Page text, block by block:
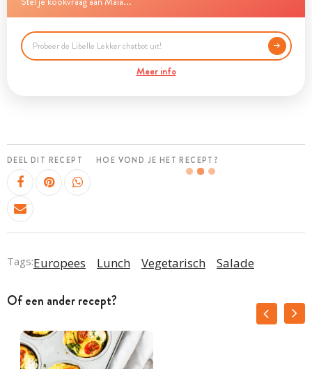
Meer info
DEEL DIT RECEPT HOE VOND JE HET RECEPT?
Tags:Europees Lunch Vegetarisch Salade
Of een ander recept?